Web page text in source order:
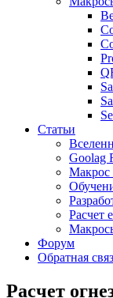
Статьи
Goolag
Макрос
Расчет
Форум
Обратная
Расчет